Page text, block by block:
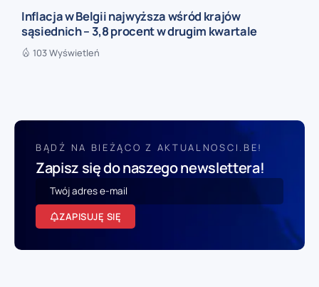
Inflacja w Belgii najwyższa wśród krajów
sąsiednich – 3,8 procent w drugim kwartale
103 Wyświetleń
BĄDŹ NA BIEŻĄCO Z AKTUALNOSCI.BE!
Zapisz się do naszego newslettera!
ZAPISUJĘ SIĘ